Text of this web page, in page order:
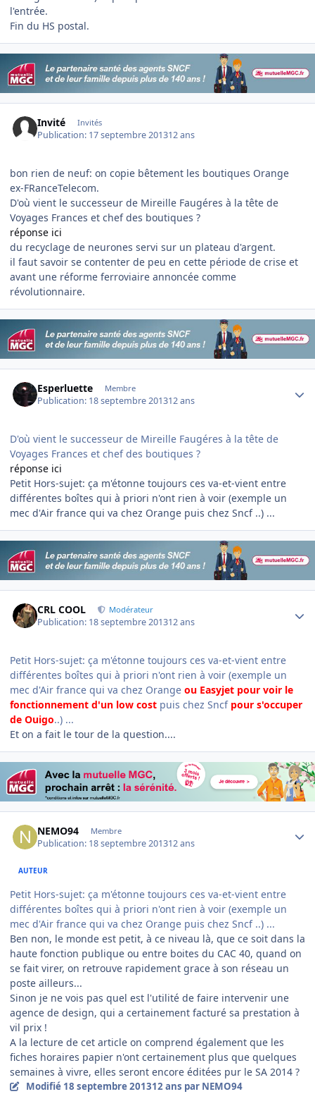
l'entrée.
Fin du HS postal.
Invité Invités
Publication: 17 septembre 201312 ans
bon rien de neuf: on copie bêtement les boutiques Orange
ex-FRanceTelecom.
D'où vient le successeur de Mireille Faugéres à la tête de
Voyages Frances et chef des boutiques ?
réponse ici
du recyclage de neurones servi sur un plateau d'argent.
il faut savoir se contenter de peu en cette période de crise et
avant une réforme ferroviaire annoncée comme
révolutionnaire.
Esperluette Membre
Publication: 18 septembre 201312 ans
D'où vient le successeur de Mireille Faugéres à la tête de
Voyages Frances et chef des boutiques ?
réponse ici
Petit Hors-sujet: ça m'étonne toujours ces va-et-vient entre
différentes boîtes qui à priori n'ont rien à voir (exemple un
mec d'Air france qui va chez Orange puis chez Sncf ..) ...
CRL COOL Modérateur
Publication: 18 septembre 201312 ans
Petit Hors-sujet: ça m'étonne toujours ces va-et-vient entre
différentes boîtes qui à priori n'ont rien à voir (exemple un
mec d'Air france qui va chez Orange ou Easyjet pour voir le
fonctionnement d'un low cost puis chez Sncf pour s'occuper
de Ouigo..) ...
Et on a fait le tour de la question....
NEMO94 Membre
Publication: 18 septembre 201312 ans
AUTEUR
Petit Hors-sujet: ça m'étonne toujours ces va-et-vient entre
différentes boîtes qui à priori n'ont rien à voir (exemple un
mec d'Air france qui va chez Orange puis chez Sncf ..) ...
Ben non, le monde est petit, à ce niveau là, que ce soit dans la
haute fonction publique ou entre boites du CAC 40, quand on
se fait virer, on retrouve rapidement grace à son réseau un
poste ailleurs...
Sinon je ne vois pas quel est l'utilité de faire intervenir une
agence de design, qui a certainement facturé sa prestation à
vil prix !
A la lecture de cet article on comprend également que les
fiches horaires papier n'ont certainement plus que quelques
semaines à vivre, elles seront encore éditées pur le SA 2014 ?
Modifié 18 septembre 201312 ans par NEMO94